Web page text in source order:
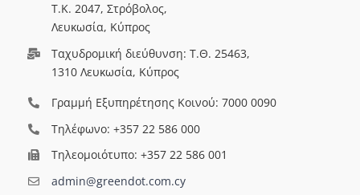
T.Κ. 2047, Στρόβολος,
Λευκωσία, Κύπρος
Ταχυδρομική διεύθυνση: Τ.Θ. 25463,
1310 Λευκωσία, Κύπρος
Γραμμή Εξυπηρέτησης Κοινού: 7000 0090
Τηλέφωνο: +357 22 586 000
Τηλεομοιότυπο: +357 22 586 001
admin@greendot.com.cy